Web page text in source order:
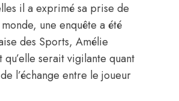
il a exprimé sa prise de
une enquête a été
des Sports, Amélie
serait vigilante quant
l’échange entre le joueur